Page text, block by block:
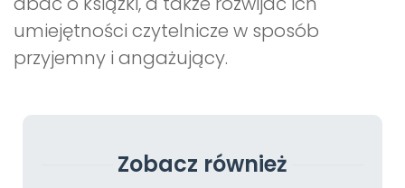
umiejętności czytelnicze w sposób
przyjemny i angażujący.
Zobacz również